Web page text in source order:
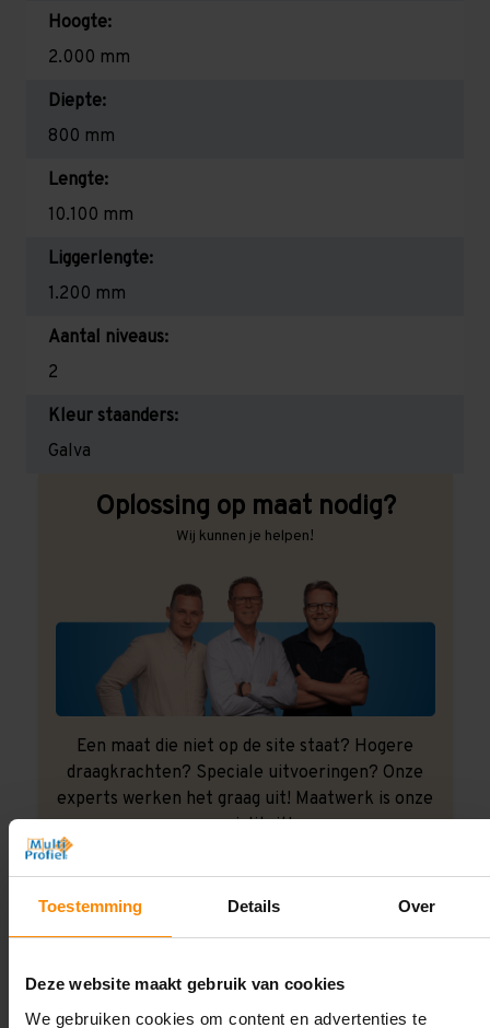
Toestemming Details Over
Deze website maakt gebruik van cookies
We gebruiken cookies om content en advertenties te
Hoogte:
2.000 mm
Diepte:
800 mm
Lengte:
10.100 mm
Liggerlengte:
1.200 mm
Aantal niveaus:
2
Kleur staanders:
Galva
Oplossing op maat nodig?
Wij kunnen je helpen!
Een maat die niet op de site staat? Hogere
draagkrachten? Speciale uitvoeringen? Onze
experts werken het graag uit! Maatwerk is onze
specialiteit!
Contact met specialist
Montage uitbesteden?